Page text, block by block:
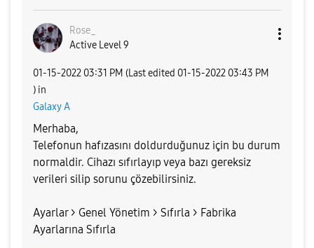
Rose_
Active Level 9
‎01-15-2022 03:31 PM (Last edited ‎01-15-2022 03:43 PM
) in
Galaxy A
Merhaba,
Telefonun hafızasını doldurduğunuz için bu durum
normaldir. Cihazı sıfırlayıp veya bazı gereksiz
verileri silip sorunu çözebilirsiniz.
Ayarlar > Genel Yönetim > Sıfırla > Fabrika
Ayarlarına Sıfırla